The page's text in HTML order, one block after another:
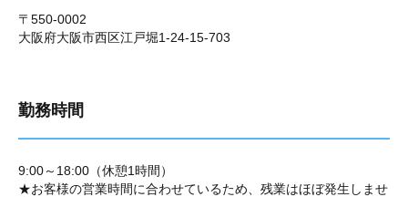
〒550-0002
大阪府大阪市西区江戸堀1-24-15-703
勤務時間
9:00～18:00（休憩1時間）
★お客様の営業時間に合わせているため、残業はほぼ発生しませ